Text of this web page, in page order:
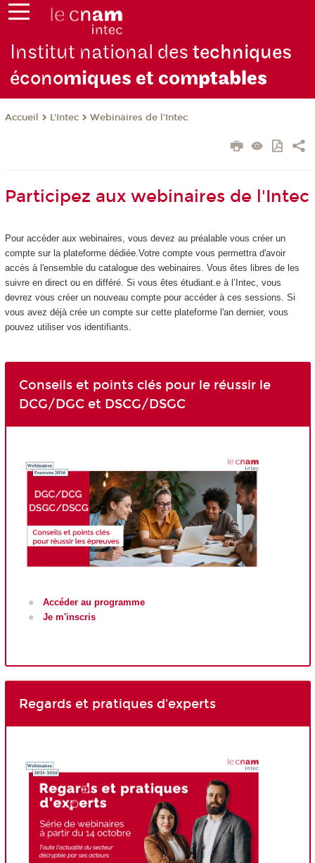
Institut national destechniques
économiques et comptables
Accueil L'Intec Webinaires de l'Intec
Participez aux webinaires de l'Intec
Pour accéder aux webinaires, vous devez au préalable vous créer un
compte sur la plateforme dédiée.Votre compte vous permettra d'avoir
accès à l'ensemble du catalogue des webinaires. Vous êtes libres de les
suivre en direct ou en différé. Si vous êtes étudiant.e à l’Intec, vous
devrez vous créer un nouveau compte pour accéder à ces sessions. Si
vous avez déjà crée un compte sur cette plateforme l'an dernier, vous
pouvez utiliser vos identifiants.
Conseils et points clés pour le réussir le
DCG/DGC et DSCG/DSGC
Accéder au programme
Je m'inscris
Regards et pratiques d'experts